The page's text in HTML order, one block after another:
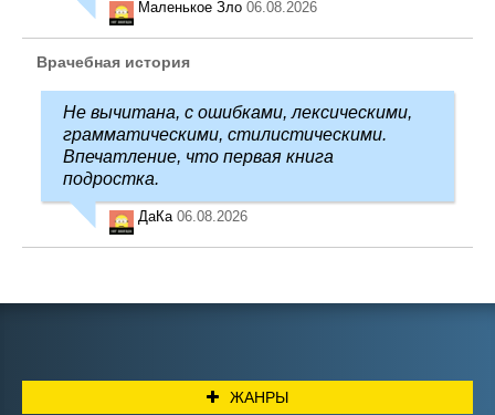
Маленькое Зло 06.08.2026
Врачебная история
Не вычитана, с ошибками, лексическими,
грамматическими, стилистическими.
Впечатление, что первая книга
подростка.
ДаКа 06.08.2026
ЖАНРЫ